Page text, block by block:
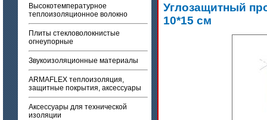
Высокотемпературное
теплоизоляционное волокно
Плиты стекловолокнистые
огнеупорные
Звукоизоляционные материалы
ARMAFLEX теплоизоляция,
защитные покрытия, аксессуары
Аксессуары для технической
изоляции
Углозащитный
10*15 см